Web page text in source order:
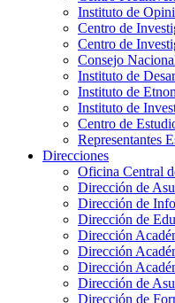
Instituto de
Centro de
Centro de
Consejo
Instituto de
Instituto de
Instituto de
Centro de
Representantes
Direcciones
Oficina Central
Dirección de
Dirección de
Dirección de
Dirección
Dirección
Dirección
Dirección de
Dirección de